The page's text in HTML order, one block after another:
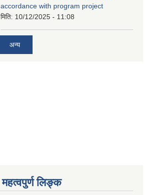
accordance with program project
मिति: 10/12/2025 - 11:08
अन्य
महत्वपुर्ण लिङ्क